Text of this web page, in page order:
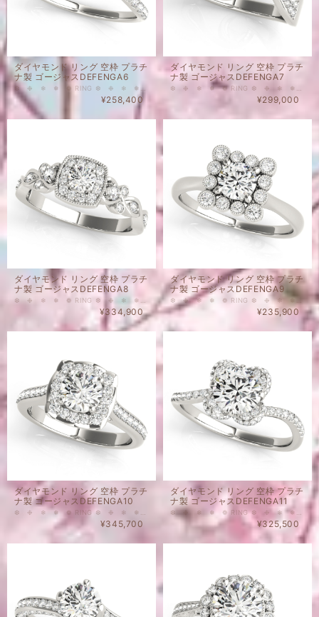
ダイヤモンド リング 空枠 プラチ
ナ製 ゴージャスDEFENGA6
❆ ❉ ❄ ❅ ❁ RING ❆ ❉ ❄ ❅ ❁ こちらはメインストーンなし、脇石付のリングの空枠です。 HALOタイプ（取り巻きタイプ）のとてもゴージャスなタイプのプラチナ製の空枠となります。 メインストーン1.0 ct Round 用リング枠 脇石について 4 - 0.004ct Round 2 - 0.006ct Round 12 - 0.0075ct Round 6 - 0.01ct Round 8 - 0.015ct Round 天然ダイヤモンド カラー ： Gカラーアップ クラリティ： VSアップ 重量(メインストーンなし・脇石込）：3.04 g ❂表示価格は脇石代込みの空枠のお値段となります。（メインストーン別） ❂空枠のみのご購入も可能でございます。 ❂空枠とメインストーンを同時にお購入いただいた場合には、お石のセッティングを無料にて承ります。
¥258,400
ダイヤモンド リング 空枠 プラチ
ナ製 ゴージャスDEFENGA7
¥299,000
ダイヤモンド リング 空枠 プラチ
ナ製 ゴージャスDEFENGA8
¥334,900
ダイヤモンド リング 空枠 プラチ
ナ製 ゴージャスDEFENGA9
¥235,900
ダイヤモンド リング 空枠 プラチ
ナ製 ゴージャスDEFENGA10
¥345,700
ダイヤモンド リング 空枠 プラチ
ナ製 ゴージャスDEFENGA11
¥325,500